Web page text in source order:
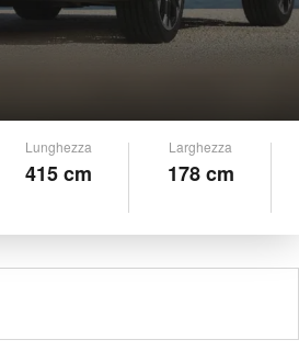
Lunghezza
415 cm
Larghezza
178 cm